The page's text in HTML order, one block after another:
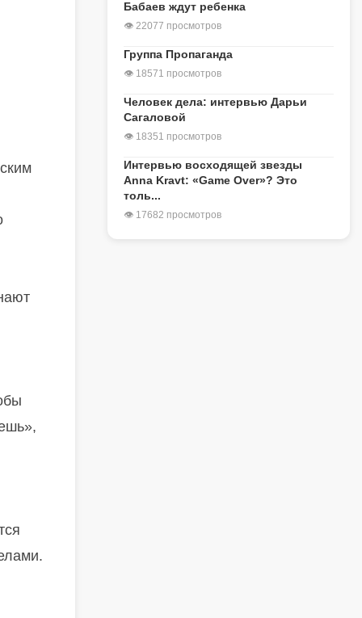
Бабаев ждут ребенка
👁 22077 просмотров
Группа Пропаганда
👁 18571 просмотров
Человек дела: интервью Дарьи
Сагаловой
👁 18351 просмотров
Интервью восходящей звезды
Anna Kravt: «Game Over»? Это
толь...
👁 17682 просмотров